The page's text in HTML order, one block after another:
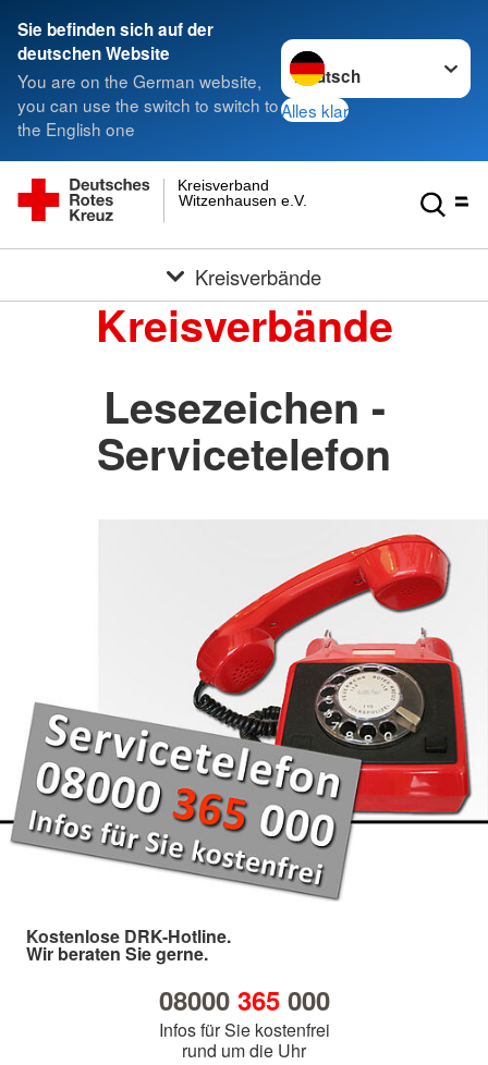
Sie befinden sich auf der
deutschen Website
You are on the German website,
you can use the switch to switch to
the English one
Sprache wechseln zu
Alles klar
Witzenhausen e.V.
Kreisverband
Kreisverbände
Kreisverbände
Lesezeichen -
Servicetelefon
Kostenlose DRK-Hotline.
Wir beraten Sie gerne.
08000 365000
Infos für Sie kostenfrei
rund um die Uhr